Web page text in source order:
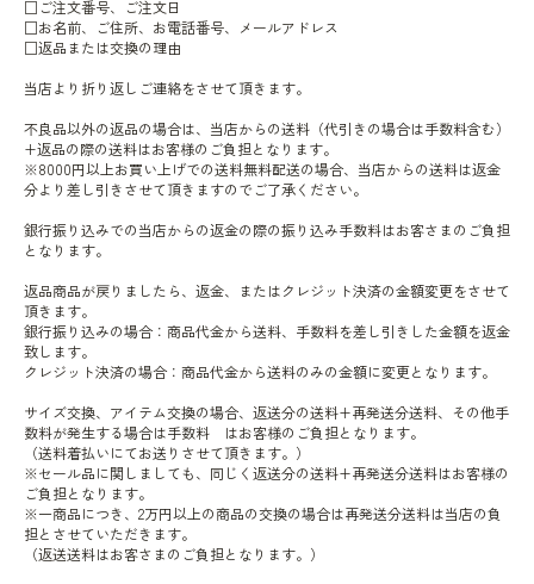
□ご注文番号、ご注文日
□お名前、ご住所、お電話番号、メールアドレス
□返品または交換の理由
当店より折り返しご連絡をさせて頂きます。
不良品以外の返品の場合は、当店からの送料（代引きの場合は手数料含む）
+返品の際の送料はお客様のご負担となります。
※8000円以上お買い上げでの送料無料配送の場合、当店からの送料は返金
分より差し引きさせて頂きますのでご了承ください。
銀行振り込みでの当店からの返金の際の振り込み手数料はお客さまのご負担
となります。
返品商品が戻りましたら、返金、またはクレジット決済の金額変更をさせて
頂きます。
銀行振り込みの場合：商品代金から送料、手数料を差し引きした金額を返金
致します。
クレジット決済の場合：商品代金から送料のみの金額に変更となります。
サイズ交換、アイテム交換の場合、返送分の送料+再発送分送料、その他手
数料が発生する場合は手数料 はお客様のご負担となります。
（送料着払いにてお送りさせて頂きます。）
※セール品に関しましても、同じく返送分の送料+再発送分送料はお客様の
ご負担となります。
※一商品につき、2万円以上の商品の交換の場合は再発送分送料は当店の負
担とさせていただきます。
（返送送料はお客さまのご負担となります。）